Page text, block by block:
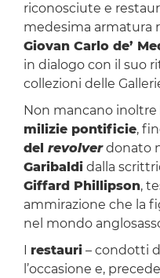
riconosciute e
medesima armatura
Giovan Carlo de’
in dialogo con il suo
collezioni delle
Non mancano inoltre
milizie pontificie,
del revolverdonato
Garibaldidalla
Giffard Phillipson,
ammirazione che la
nel mondo
restauri– condotti
l’occasione e,